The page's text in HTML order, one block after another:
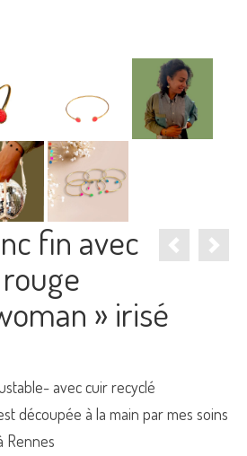
fin avec
» irisé
avec cuir recyclé
découpée à la main par mes soins
Rennes